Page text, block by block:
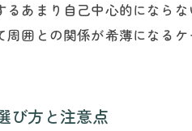
仕事や人生
スピリチュア
あまり自己中心的になら
周囲との関係が希薄になる
び方と注意点